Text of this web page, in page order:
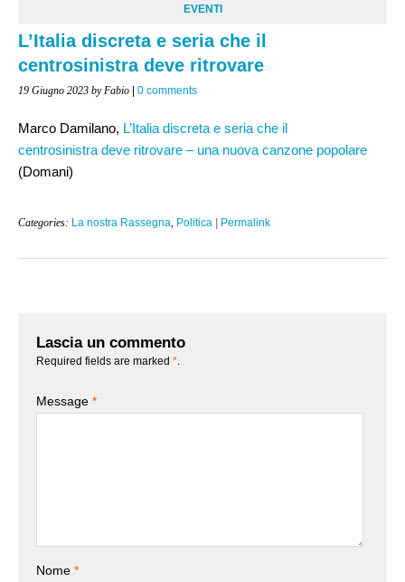
EVENTI
L’Italia discreta e seria che il
centrosinistra deve ritrovare
19 Giugno 2023 by Fabio | 0 comments
Marco Damilano, L’Italia discreta e seria che il
centrosinistra deve ritrovare – una nuova canzone popolare
(Domani)
Categories: La nostra Rassegna Politica | Permalink
Lascia un commento
Required fields are marked *
Message *
Nome *